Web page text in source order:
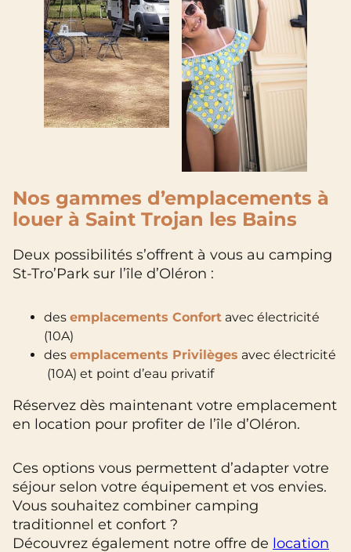
Nos gammes d’emplacements à
louer à Saint Trojan les Bains
Deux possibilités s’offrent à vous au camping
St-Tro’Park sur l’île d’Oléron :
des emplacements Confort avec électricité
(10A)
des emplacements Privilèges avec électricité
(10A) et point d’eau privatif
Réservez dès maintenant votre emplacement
en location pour profiter de l’île d’Oléron.
Ces options vous permettent d’adapter votre
séjour selon votre équipement et vos envies.
Vous souhaitez combiner camping
traditionnel et confort ?
Découvrez également notre offre de location